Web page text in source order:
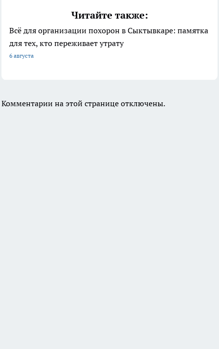
Читайте также:
Всё для организации похорон в Сыктывкаре: памятка
для тех, кто переживает утрату
6 августа
Комментарии на этой странице отключены.